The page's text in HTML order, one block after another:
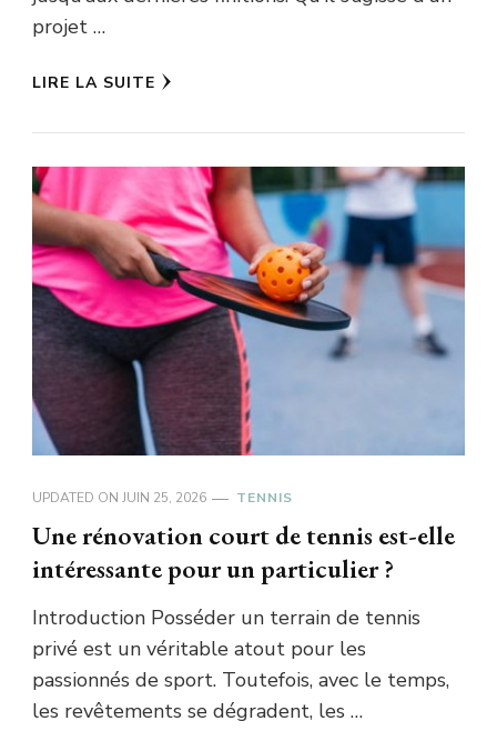
projet …
LIRE LA SUITE
UPDATED ON JUIN 25, 2026 TENNIS
Une rénovation court de tennis est-elle
intéressante pour un particulier ?
Introduction Posséder un terrain de tennis
privé est un véritable atout pour les
passionnés de sport. Toutefois, avec le temps,
les revêtements se dégradent, les …